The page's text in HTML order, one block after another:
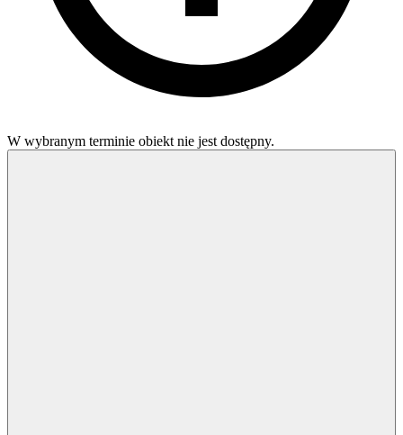
W wybranym terminie obiekt nie jest dostępny.